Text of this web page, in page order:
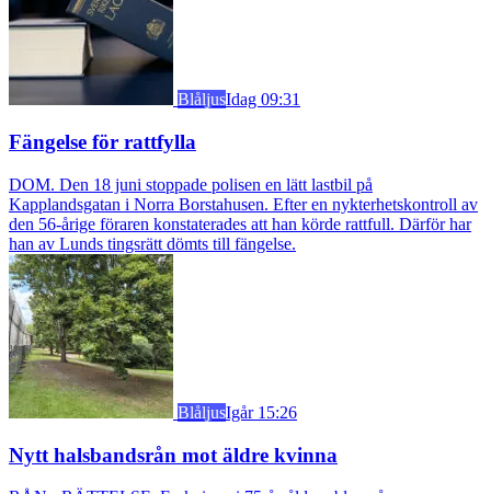
BlåljusIdag 09:31
Fängelse för rattfylla
DOM. Den 18 juni stoppade polisen en lätt lastbil på
Kapplandsgatan i Norra Borstahusen. Efter en nykterhetskontroll av
den 56-årige föraren konstaterades att han körde rattfull. Därför har
han av Lunds tingsrätt dömts till fängelse.
BlåljusIgår 15:26
Nytt halsbandsrån mot äldre kvinna